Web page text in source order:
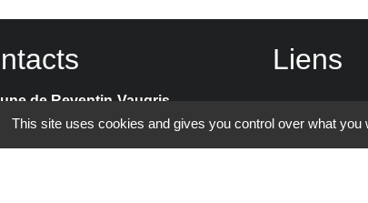
de Reventin-Vaugris
de la Mairie
Liens
Région
Département
This site uses cookies and gives you control over what you